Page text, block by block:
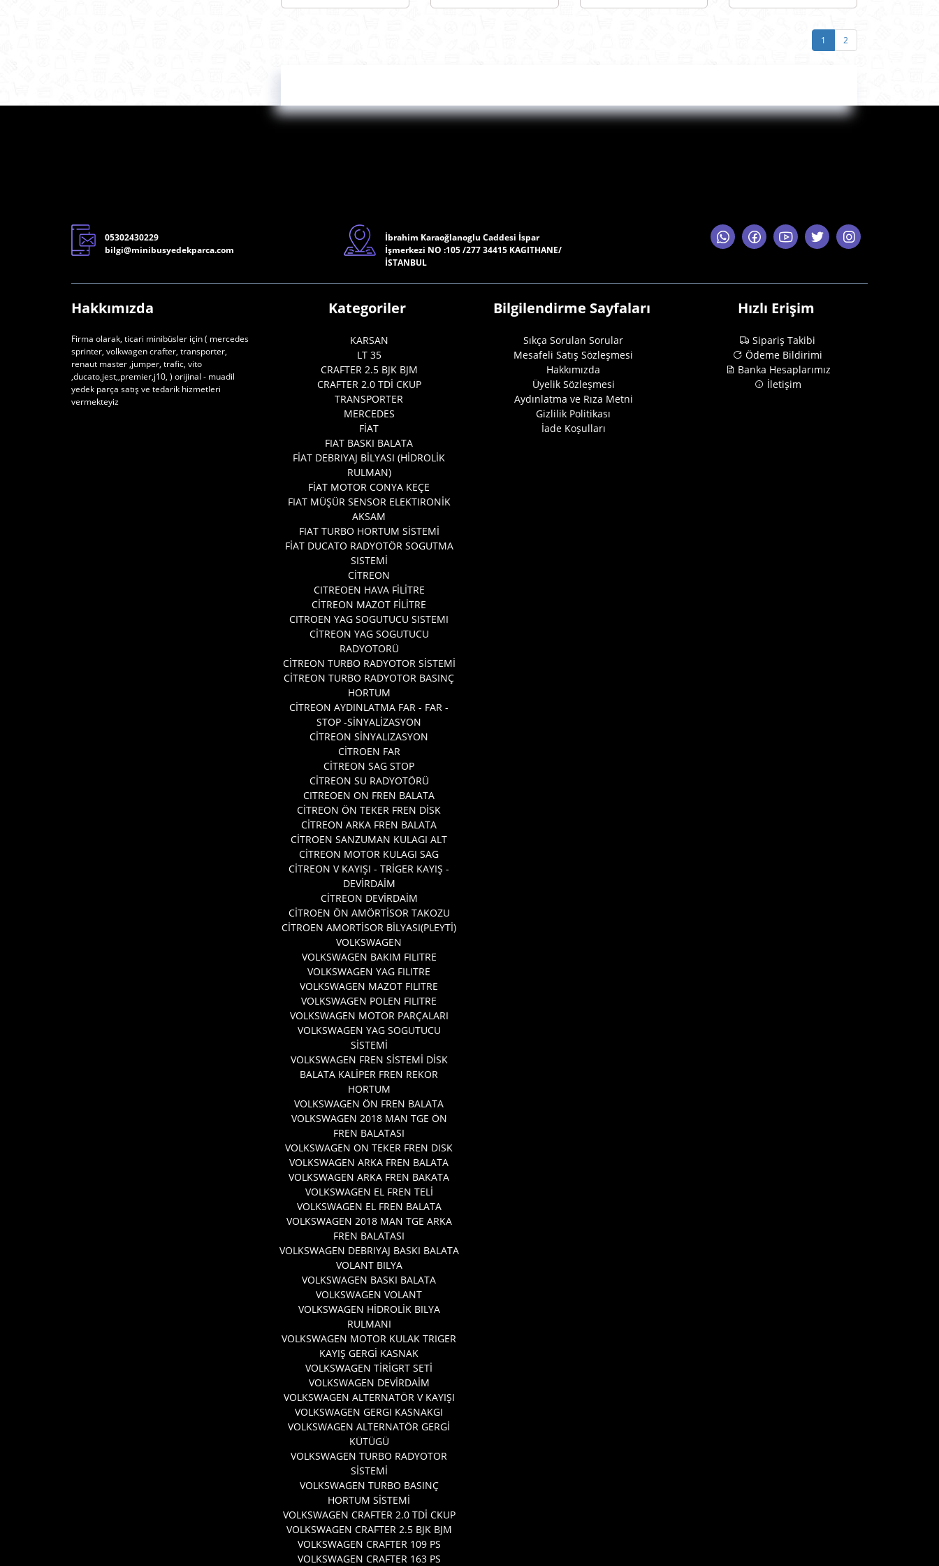
FİLİTRESİ OEM1 2
05302430229
bilgi@minibusyedekparca.com
İbrahim Karaoğlanoglu Caddesi İspar
İşmerkezi NO :105 /277 34415 KAGITHANE/
İSTANBUL
Hakkımızda
Firma olarak, ticari minibüsler için ( mercedes
sprinter, volkwagen crafter, transporter,
renaut master ,jumper, trafic, vito
,ducato,jest,,premier,j10, ) orijinal - muadil
yedek parça satış ve tedarik hizmetleri
vermekteyiz
Kategoriler
KARSAN
LT 35
CRAFTER 2.5 BJK BJM
CRAFTER 2.0 TDİ CKUP
TRANSPORTER
MERCEDES
FİAT
FIAT BASKI BALATA
FİAT DEBRIYAJ BİLYASI (HİDROLİK
RULMAN)
FİAT MOTOR CONYA KEÇE
FIAT MÜŞÜR SENSOR ELEKTIRONİK
AKSAM
FIAT TURBO HORTUM SİSTEMİ
FİAT DUCATO RADYOTÖR SOGUTMA
SISTEMİ
CİTREON
CITREOEN HAVA FİLİTRE
CİTREON MAZOT FİLİTRE
CITROEN YAG SOGUTUCU SISTEMI
CİTREON YAG SOGUTUCU
RADYOTORÜ
CİTREON TURBO RADYOTOR SİSTEMİ
CİTREON TURBO RADYOTOR BASINÇ
HORTUM
CİTREON AYDINLATMA FAR - FAR -
STOP -SİNYALİZASYON
CİTREON SİNYALIZASYON
CİTROEN FAR
CİTREON SAG STOP
CİTREON SU RADYOTÖRÜ
CITREOEN ON FREN BALATA
CİTREON ÖN TEKER FREN DİSK
CİTREON ARKA FREN BALATA
CİTROEN SANZUMAN KULAGI ALT
CİTREON MOTOR KULAGI SAG
CİTREON V KAYIŞI - TRİGER KAYIŞ -
DEVİRDAİM
CİTREON DEVİRDAİM
CİTROEN ÖN AMÖRTİSOR TAKOZU
CİTROEN AMORTİSOR BİLYASI(PLEYTİ)
VOLKSWAGEN
VOLKSWAGEN BAKIM FILITRE
VOLKSWAGEN YAG FILITRE
VOLKSWAGEN MAZOT FILITRE
VOLKSWAGEN POLEN FILITRE
VOLKSWAGEN MOTOR PARÇALARI
VOLKSWAGEN YAG SOGUTUCU
SİSTEMİ
VOLKSWAGEN FREN SİSTEMİ DİSK
BALATA KALİPER FREN REKOR
HORTUM
VOLKSWAGEN ÖN FREN BALATA
VOLKSWAGEN 2018 MAN TGE ÖN
FREN BALATASI
VOLKSWAGEN ON TEKER FREN DISK
VOLKSWAGEN ARKA FREN BALATA
VOLKSWAGEN ARKA FREN BAKATA
VOLKSWAGEN EL FREN TELİ
VOLKSWAGEN EL FREN BALATA
VOLKSWAGEN 2018 MAN TGE ARKA
FREN BALATASI
VOLKSWAGEN DEBRIYAJ BASKI BALATA
VOLANT BILYA
VOLKSWAGEN BASKI BALATA
VOLKSWAGEN VOLANT
VOLKSWAGEN HİDROLİK BILYA
RULMANI
VOLKSWAGEN MOTOR KULAK TRIGER
KAYIŞ GERGİ KASNAK
VOLKSWAGEN TİRİGRT SETİ
VOLKSWAGEN DEVİRDAİM
VOLKSWAGEN ALTERNATÖR V KAYIŞI
VOLKSWAGEN GERGI KASNAKGI
VOLKSWAGEN ALTERNATÖR GERGİ
KÜTÜGÜ
VOLKSWAGEN TURBO RADYOTOR
SİSTEMİ
VOLKSWAGEN TURBO BASINÇ
HORTUM SİSTEMİ
VOLKSWAGEN CRAFTER 2.0 TDİ CKUP
VOLKSWAGEN CRAFTER 2.5 BJK BJM
VOLKSWAGEN CRAFTER 109 PS
VOLKSWAGEN CRAFTER 163 PS
Bilgilendirme Sayfaları
Sıkça Sorulan Sorular
Mesafeli Satış Sözleşmesi
Hakkımızda
Üyelik Sözleşmesi
Aydınlatma ve Rıza Metni
Gizlilik Politikası
İade Koşulları
Hızlı Erişim
Sipariş Takibi
Ödeme Bildirimi
Banka Hesaplarımız
İletişim